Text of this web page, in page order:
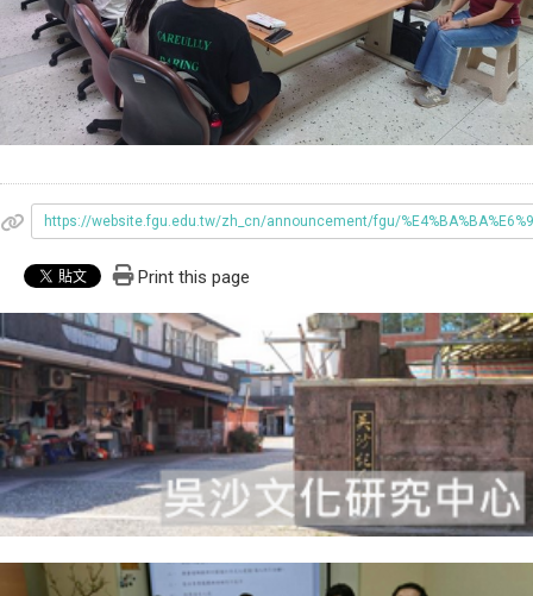
https://website.fgu.edu.tw/zh_cn/announcement/fgu/
Print this page